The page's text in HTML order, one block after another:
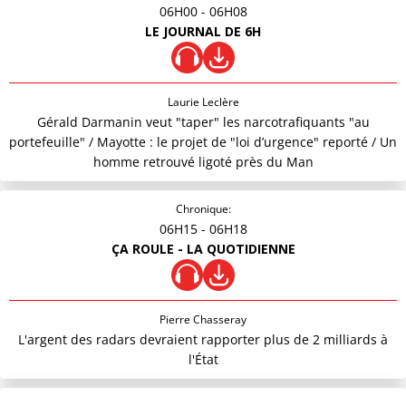
06H00 - 06H08
LE JOURNAL DE 6H
Laurie Leclère
Gérald Darmanin veut "taper" les narcotrafiquants "au
portefeuille" / Mayotte : le projet de "loi d’urgence" reporté / Un
homme retrouvé ligoté près du Man
Chronique:
06H15 - 06H18
ÇA ROULE - LA QUOTIDIENNE
Pierre Chasseray
L'argent des radars devraient rapporter plus de 2 milliards à
l'État